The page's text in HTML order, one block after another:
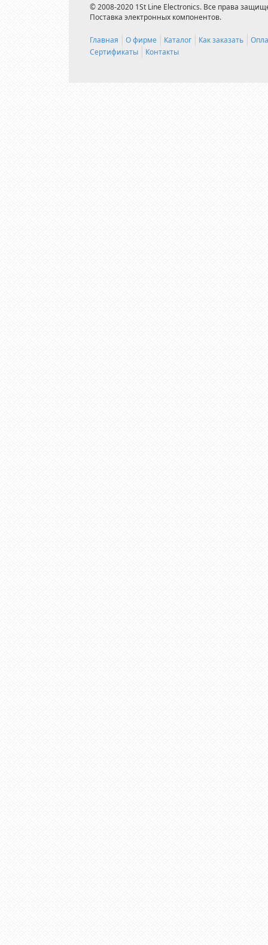
© 2008-2020 1St Line Electronics. Все права
Поставка электронных компонентов.
Главная О фирме Каталог Как заказать
Сертификаты
Контакты